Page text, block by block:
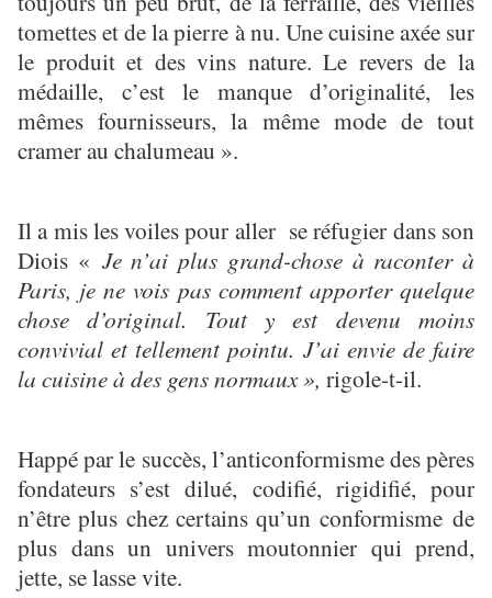
tomettes et de la pierre à nu. Une cuisine axée sur
le produit et des vins nature. Le revers de la
médaille, c’est le manque d’originalité, les
mêmes fournisseurs, la même mode de tout
cramer au chalumeau ».
Il a mis les voiles pour aller se réfugier dans son
Diois « Je n’ai plus grand-chose à raconter à
Paris, je ne vois pas comment apporter quelque
chose d’original. Tout y est devenu moins
convivial et tellement pointu. J’ai envie de faire
la cuisine à des gens normaux », rigole-t-il.
Happé par le succès, l’anticonformisme des pères
fondateurs s’est dilué, codifié, rigidifié, pour
n’être plus chez certains qu’un conformisme de
plus dans un univers moutonnier qui prend,
jette, se lasse vite.